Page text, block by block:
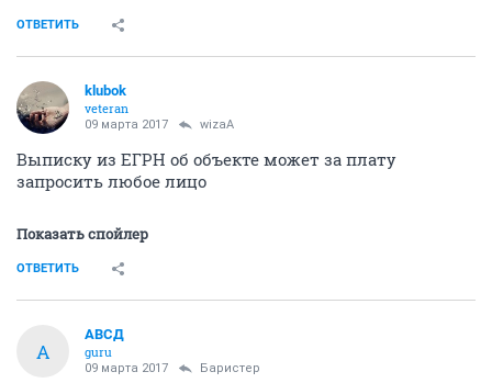
ОТВЕТИТЬ
klubok
veteran
09 марта 2017 wizaA
Выписку из ЕГРН об объекте может за плату
запросить любое лицо
Показать спойлер
ОТВЕТИТЬ
А
АВСД
guru
09 марта 2017 Баристер